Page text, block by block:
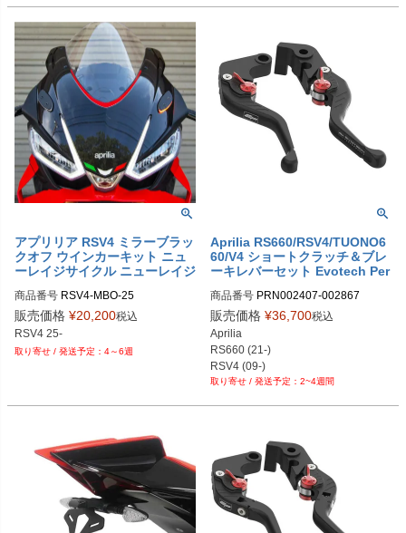
アプリリア RSV4 ミラーブラッ
クオフ ウインカーキット ニュ
ーレイジサイクル ニューレイジ
商品番号
販売価格 ¥20,200税込
RSV4 25-
4～6週
Aprilia RS660/RSV4/TUONO6
60/V4 ショートクラッチ＆ブレ
ーキレバーセット Evotech Per
商品番号 PRN002407-002867
PRN002407-002867-01
PRN002407-002867-02
PRN002407-002867-03
PRN002407-002867-04
PRN002407-002867-05
PRN002407-002867-07
PRN002407-002867-09
PRN002407-002867-10
PRN002407-002867-11
PRN002407-002867-12
PRN002407-002867-15
PRN002407-002867-16
販売価格 ¥36,700税込
Aprilia
RS660 (21-)
RSV4 (09-)
Tuono 660 (21-)
2~4週間